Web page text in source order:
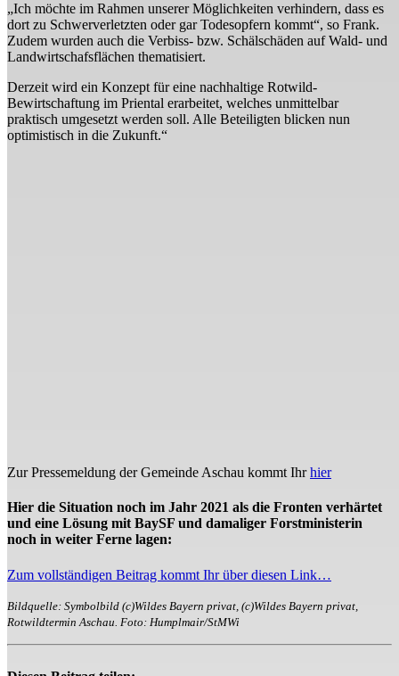
„Ich möchte im Rahmen unserer Möglichkeiten verhindern, dass es
dort zu Schwerverletzten oder gar Todesopfern kommt“, so Frank.
Zudem wurden auch die Verbiss- bzw. Schälschäden auf Wald- und
Landwirtschafsflächen thematisiert.
Derzeit wird ein Konzept für eine nachhaltige Rotwild-
Bewirtschaftung im Priental erarbeitet, welches unmittelbar
praktisch umgesetzt werden soll. Alle Beteiligten blicken nun
optimistisch in die Zukunft.“
Zur Pressemeldung der Gemeinde Aschau kommt Ihrhier
Hier die Situation noch im Jahr 2021 als die Fronten verhärtet
und eine Lösung mit BaySF und damaliger Forstministerin
noch in weiter Ferne lagen:
Zum vollständigen Beitrag kommt Ihr über diesen Link…
Bildquelle: Symbolbild (c)Wildes Bayern privat, (c)Wildes Bayern privat,
Rotwildtermin Aschau. Foto: Humplmair/StMWi